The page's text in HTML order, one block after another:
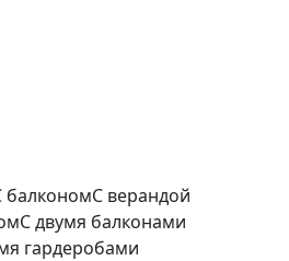
балкономС верандой
С двумя балконами
гардеробами